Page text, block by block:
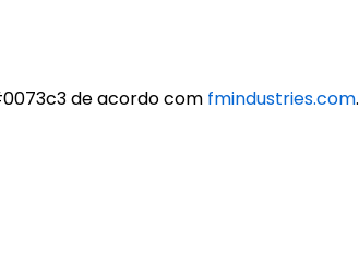
de acordo com fmindustries.com.